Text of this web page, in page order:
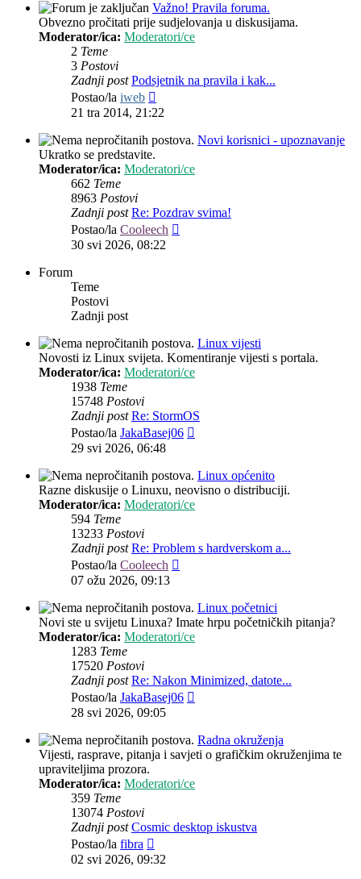
Važno! Pravila foruma.
Obvezno pročitati prije sudjelovanja u diskusijama.
Moderator/ica: Moderatori/ce
2 Teme
3 Postovi
Zadnji post Podsjetnik na pravila i kak...
Postao/la iweb
post
21 tra 2014, 21:22
Novi korisnici - upoznavanje
Ukratko se predstavite.
Moderator/ica: Moderatori/ce
662 Teme
8963 Postovi
Zadnji post Re: Pozdrav svima!
Postao/la Cooleech
30 svi 2026, 08:22
Forum
Teme
Postovi
Zadnji post
Linux vijesti
Novosti iz Linux svijeta. Komentiranje vijesti s portala.
Moderator/ica: Moderatori/ce
1938 Teme
15748 Postovi
Zadnji post Re: StormOS
Postao/la JakaBasej06
29 svi 2026, 06:48
Linux općenito
Razne diskusije o Linuxu, neovisno o distribuciji.
Moderator/ica: Moderatori/ce
594 Teme
13233 Postovi
Zadnji post Re: Problem s hardverskom a...
Postao/la Cooleech
07 ožu 2026, 09:13
Linux početnici
Novi ste u svijetu Linuxa? Imate hrpu početničkih pitanja?
Moderator/ica: Moderatori/ce
1283 Teme
17520 Postovi
Zadnji post Re: Nakon Minimized, datote...
Postao/la JakaBasej06
28 svi 2026, 09:05
Radna okruženja
Vijesti, rasprave, pitanja i savjeti o grafičkim okruženjima te
upraviteljima prozora.
Moderator/ica: Moderatori/ce
359 Teme
13074 Postovi
Zadnji post Cosmic desktop iskustva
Postao/la fibra
post
02 svi 2026, 09:32